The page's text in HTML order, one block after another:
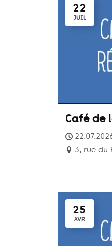
22
JUIL
Café de
3, rue du
25
AVR